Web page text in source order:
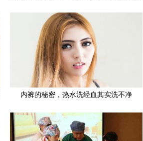
内裤的秘密，热水洗经血其实洗不净